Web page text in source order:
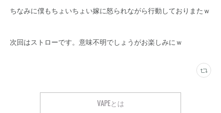
ちなみに僕もちょいちょい嫁に怒られながら行動しておりまたｗ
次回はストローです。意味不明でしょうがお楽しみにｗ
VAPEとは